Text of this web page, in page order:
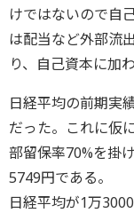
けではないので自
は配当など外部流
り、自己資本に加わ
日経平均の前期実
だった。これに仮
部留保率70%を掛
5749円である。
日経平均が1万